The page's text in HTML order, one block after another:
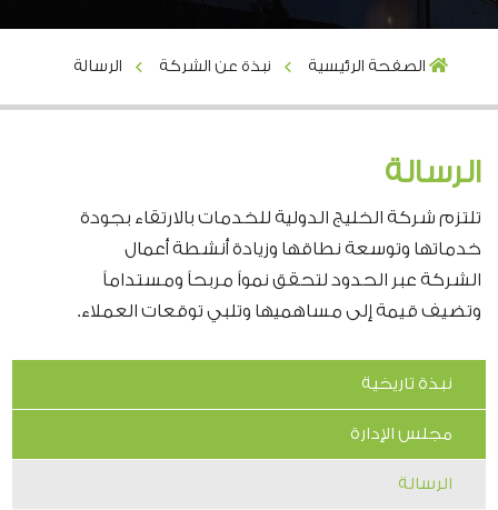
الصفحة الرئيسية نبذة عن الشركة الرسالة
الرسالة
تلتزم شركة الخليج الدولية للخدمات بالارتقاء بجودة
خدماتها وتوسعة نطاقها وزيادة أنشطة أعمال
الشركة عبر الحدود لتحقق نمواً مربحاً ومستداماً
وتضيف قيمة إلى مساهميها وتلبي توقعات العملاء.
نبذة تاريخية
مجلس الإدارة
الرسالة